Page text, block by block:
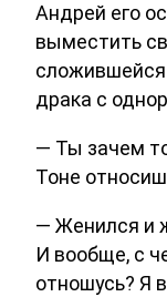
Андрей его
выместить
сложившейся
драка с
— Ты зачем
Тоне
— Женился и
И вообще, с
отношусь? Я